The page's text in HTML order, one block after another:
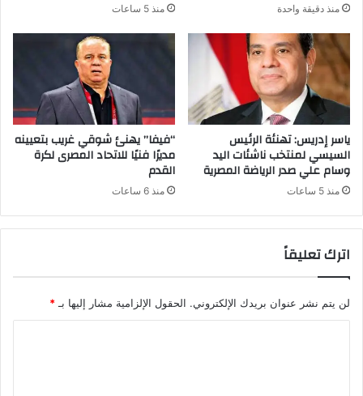
منذ دقيقة واحدة منذ 5 ساعات
ياسر إدريس: تهنئة الرئيس
السيسي لمنتخب ناشئات اليد
وسام علي صدر الرياضة المصرية
منذ 5 ساعات
“فيفا” يهنئ شوقي غريب بتعيينه
مديرًا فنيًا للاتحاد المصرى لكرة
القدم
منذ 6 ساعات
اترك تعليقاً
لن يتم نشر عنوان بريدك الإلكتروني. الحقول الإلزامية مشار إليها بـ *